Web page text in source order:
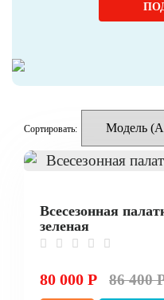
Сортировать:
Всесезонная
зеленая
80 000 Р 86 400